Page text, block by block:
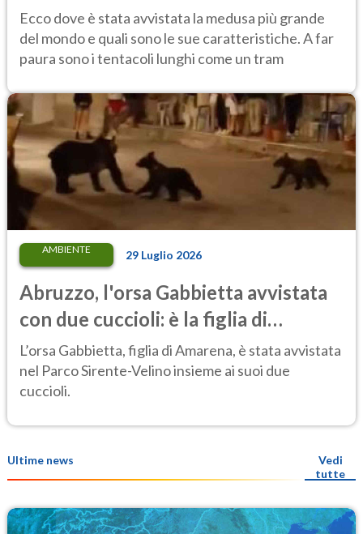
metri, più di un tram cittadino
Ecco dove è stata avvistata la medusa più grande
del mondo e quali sono le sue caratteristiche. A far
paura sono i tentacoli lunghi come un tram
AMBIENTE 29 Luglio 2026
Abruzzo, l'orsa Gabbietta avvistata
con due cuccioli: è la figlia di
Amarena
L’orsa Gabbietta, figlia di Amarena, è stata avvistata
nel Parco Sirente-Velino insieme ai suoi due
cuccioli.
Ultime news
Vedi
tutte